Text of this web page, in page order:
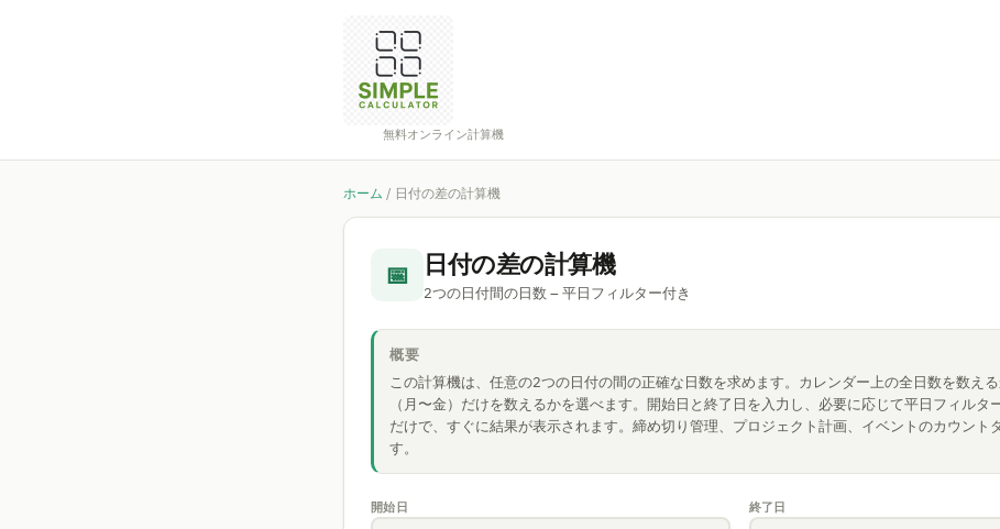
無料オンライン計算機
ホーム / 日付の差の計算機
📅 日付の差の計算機
2つの日付間の日数 – 平日フィルター付き
概要
この計算機は、任意の2つの日付の間の正確な日数を求めます。カレンダー上の全日数を数え
（月〜金）だけを数えるかを選べます。開始日と終了日を入力し、必要に応じて平日フィルタ
だけで、すぐに結果が表示されます。締め切り管理、プロジェクト計画、イベントのカウント
す。
開始日 終了日